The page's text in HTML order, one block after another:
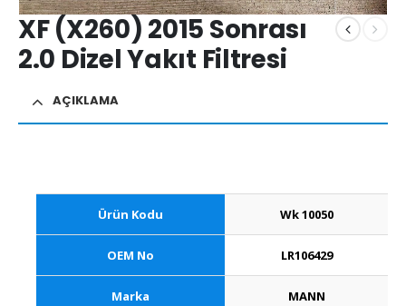
XF (X260) 2015 Sonrası
2.0 Dizel Yakıt Filtresi
AÇIKLAMA
Ürün Kodu Wk 10050
OEM No LR106429
Marka MANN